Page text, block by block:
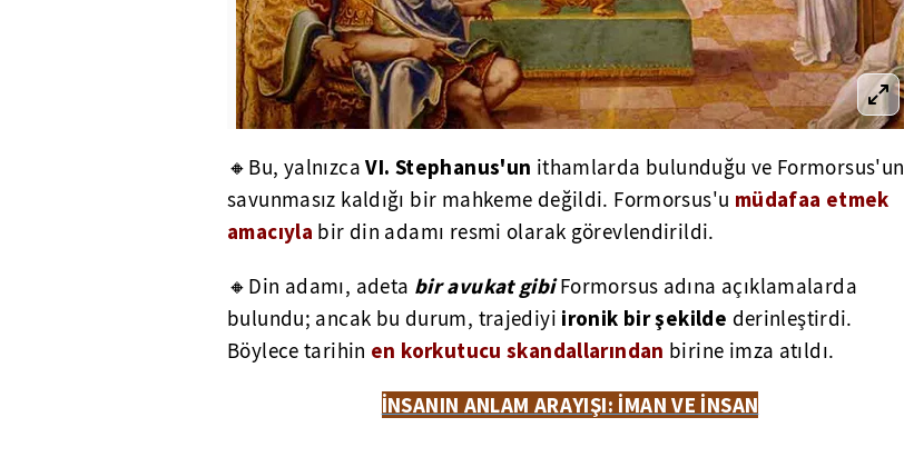
🔸Bu, yalnızcaVI. Stephanus'un ithamlarda bulunduğu ve Formorsus'un
savunmasız kaldığı bir mahkeme değildi. Formorsus'u müdafaa etmek
amacıyla bir din adamı resmi olarak görevlendirildi.
🔸Din adamı, adeta bir avukat gibiFormorsus adına açıklamalarda
bulundu; ancak bu durum, trajediyi ironik bir şekilde derinleştirdi.
Böylece tarihin en korkutucu skandallarından birine imza atıldı.
İNSANIN ANLAM ARAYIŞI: İMAN VE İNSAN